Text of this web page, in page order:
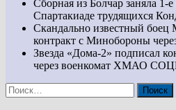
Сборная из Болчар заняла 1-
Спартакиаде трудящихся
Скандально известный
контракт с Минобороны
Звезда «Дома-2» подписал
через военкомат ХМАО
Найти: